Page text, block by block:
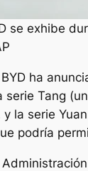
se exhibe
ha
serie Tang
la serie
podría